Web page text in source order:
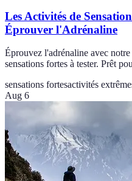
Les Activités de
Éprouver l'Adrénaline
Éprouvez l'adrénaline avec
sensations fortes à tester. Prêt
sensations fortesactivités
Aug 6